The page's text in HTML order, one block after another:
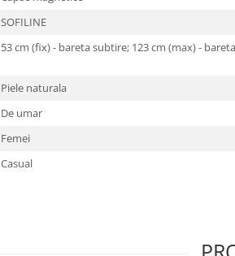
SOFILINE
53 cm (fix) - bareta subtire; 123 cm (max) -
Piele naturala
De umar
Femei
Casual